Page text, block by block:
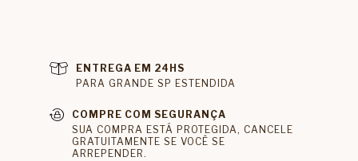
ENTREGA EM 24HS
PARA GRANDE SP ESTENDIDA
COMPRE COM SEGURANÇA
SUA COMPRA ESTÁ PROTEGIDA, CANCELE
GRATUITAMENTE SE VOCÊ SE
ARREPENDER.